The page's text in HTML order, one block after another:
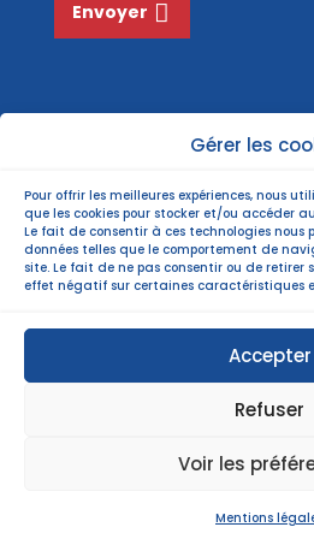
Gérer les
Pour offrir les meilleures expériences, nous
que les cookies pour stocker et/ou accéder
Le fait de consentir à ces technologies
données telles que le comportement de
site. Le fait de ne pas consentir ou de retirer
effet négatif sur certaines caractéristiques
Accepter
Refuser
Voir les
Mentions
Envoyer
de confidentialité |Plan du